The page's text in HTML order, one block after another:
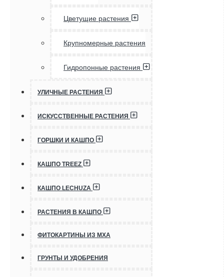
Цветущие растения
Крупномерные растения
Гидропонные растения
УЛИЧНЫЕ РАСТЕНИЯ
ИСКУССТВЕННЫЕ РАСТЕНИЯ
ГОРШКИ И КАШПО
КАШПО TREEZ
КАШПО LECHUZA
РАСТЕНИЯ В КАШПО
ФИТОКАРТИНЫ ИЗ МХА
ГРУНТЫ И УДОБРЕНИЯ